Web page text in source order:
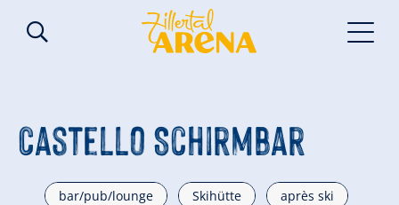
Castello Schirmbar
bar/pub/lounge Skihütte après ski